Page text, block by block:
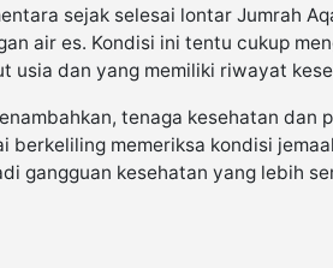
sejak selesai lontar Jumrah
air es. Kondisi ini tentu cukup
usia dan yang memiliki riwayat
tenaga kesehatan dan
berkeliling memeriksa kondisi
gangguan kesehatan yang lebih